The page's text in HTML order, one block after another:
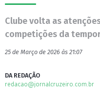
Clube volta as
competições da
25 de Março de 2026 às 21:07
DA REDAÇÃO
redacao@jornalcruzeiro.com.br